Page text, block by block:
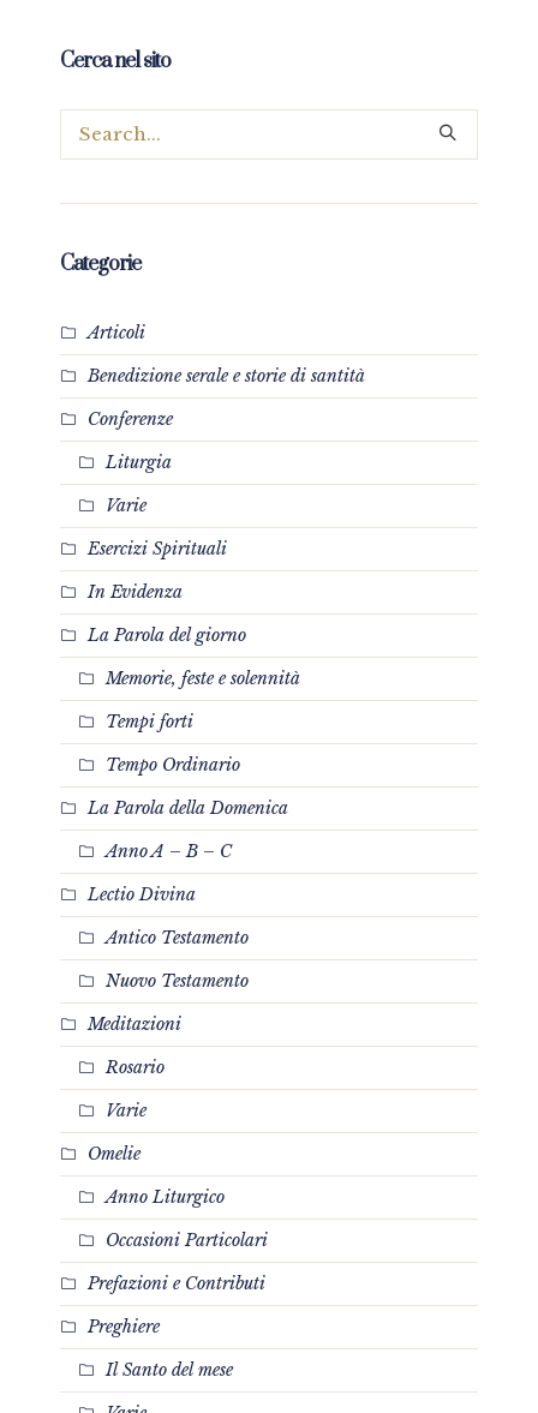
Cerca nel sito
Categorie
Articoli
Benedizione serale e storie di santità
Conferenze
Liturgia
Varie
Esercizi Spirituali
In Evidenza
La Parola del giorno
Memorie, feste e solennità
Tempi forti
Tempo Ordinario
La Parola della Domenica
Anno A – B – C
Lectio Divina
Antico Testamento
Nuovo Testamento
Meditazioni
Rosario
Varie
Omelie
Anno Liturgico
Occasioni Particolari
Prefazioni e Contributi
Preghiere
Il Santo del mese